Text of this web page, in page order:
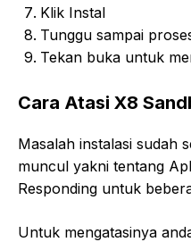
Klik Instal
Tunggu sampai
Tekan buka untuk
Cara Atasi X8
Masalah instalasi sudah
muncul yakni tentang
Responding untuk
Untuk mengatasinya